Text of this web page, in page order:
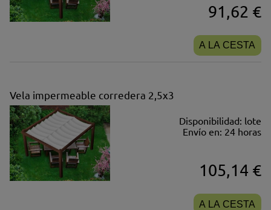
91,62 €
A LA CESTA
Vela impermeable corredera 2,5x3
Disponibilidad: lote
Envío en: 24 horas
105,14 €
A LA CESTA